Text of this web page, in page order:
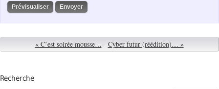
« C’est soirée mousse… - Cyber futur (réédition)… »
Recherche